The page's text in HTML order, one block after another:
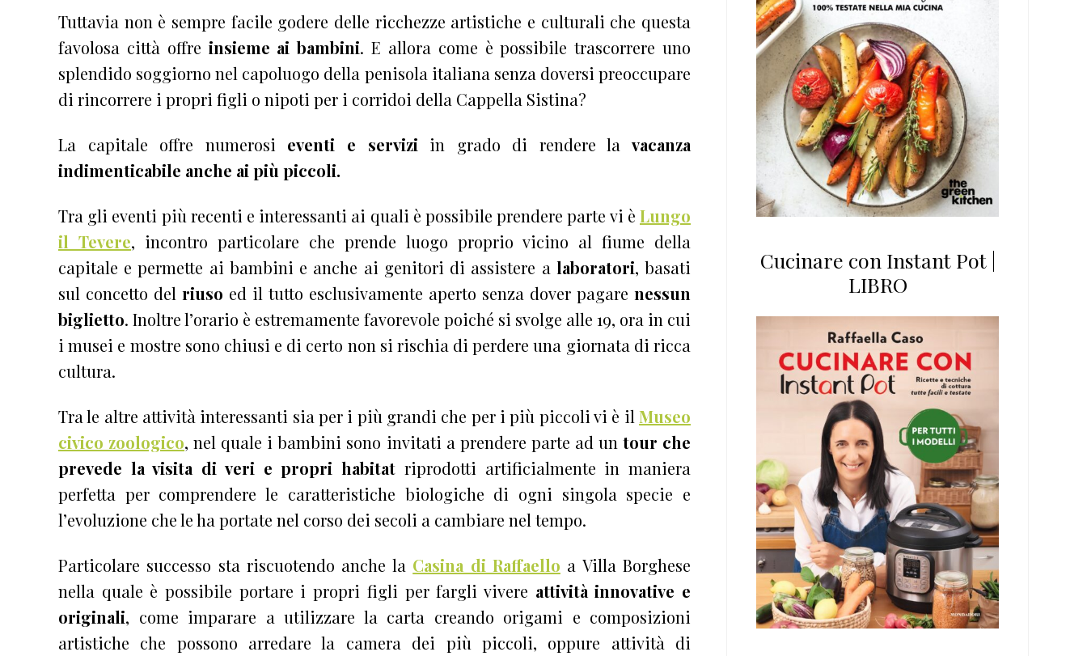
Tuttavia non è sempre facile godere delle ricchezze artistiche e culturali che questa
favolosa città offre insieme ai bambini. E allora come è possibile trascorrere uno
splendido soggiorno nel capoluogo della penisola italiana senza doversi preoccupare
di rincorrere i propri figli o nipoti per i corridoi della Cappella Sistina?
La capitale offre numerosi eventi e servizi in grado di rendere la vacanza
indimenticabile anche ai più piccoli.
Tra gli eventi più recenti e interessanti ai quali è possibile prendere parte vi è Lungo
il Tevere, incontro particolare che prende luogo proprio vicino al fiume della
capitale e permette ai bambini e anche ai genitori di assistere a laboratori, basati
sul concetto del riuso ed il tutto esclusivamente aperto senza dover pagare nessun
biglietto. Inoltre l’orario è estremamente favorevole poiché si svolge alle 19, ora in cui
i musei e mostre sono chiusi e di certo non si rischia di perdere una giornata di ricca
cultura.
Tra le altre attività interessanti sia per i più grandi che per i più piccoli vi è il Museo
civico zoologico, nel quale i bambini sono invitati a prendere parte ad un tour che
prevede la visita di veri e propri habitat riprodotti artificialmente in maniera
perfetta per comprendere le caratteristiche biologiche di ogni singola specie e
l’evoluzione che le ha portate nel corso dei secoli a cambiare nel tempo.
Particolare successo sta riscuotendo anche la Casina di Raffaello a Villa Borghese
nella quale è possibile portare i propri figli per fargli vivere attività innovative e
originali, come imparare a utilizzare la carta creando origami e composizioni
artistiche che possono arredare la camera dei più piccoli, oppure attività di
Cucinare con Instant Pot |
LIBRO